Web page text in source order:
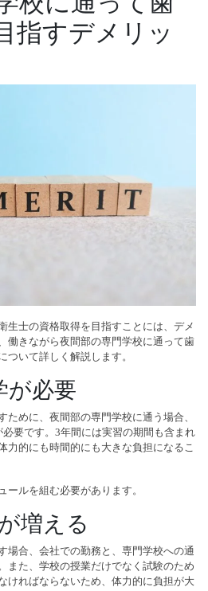
指すデメリッ
生士の資格取得を目指すことには、デメ
働きながら夜間部の専門学校に通って歯
ついて詳しく解説します。
が必要
ために、夜間部の専門学校に通う場合、
要です。3年間には実習の期間も含まれ
力的にも時間的にも大きな負担になるこ
ールを組む必要があります。
増える
場合、会社での勤務と、専門学校への通
また、学校の授業だけでなく試験のため
ければならないため、体力的に負担が大